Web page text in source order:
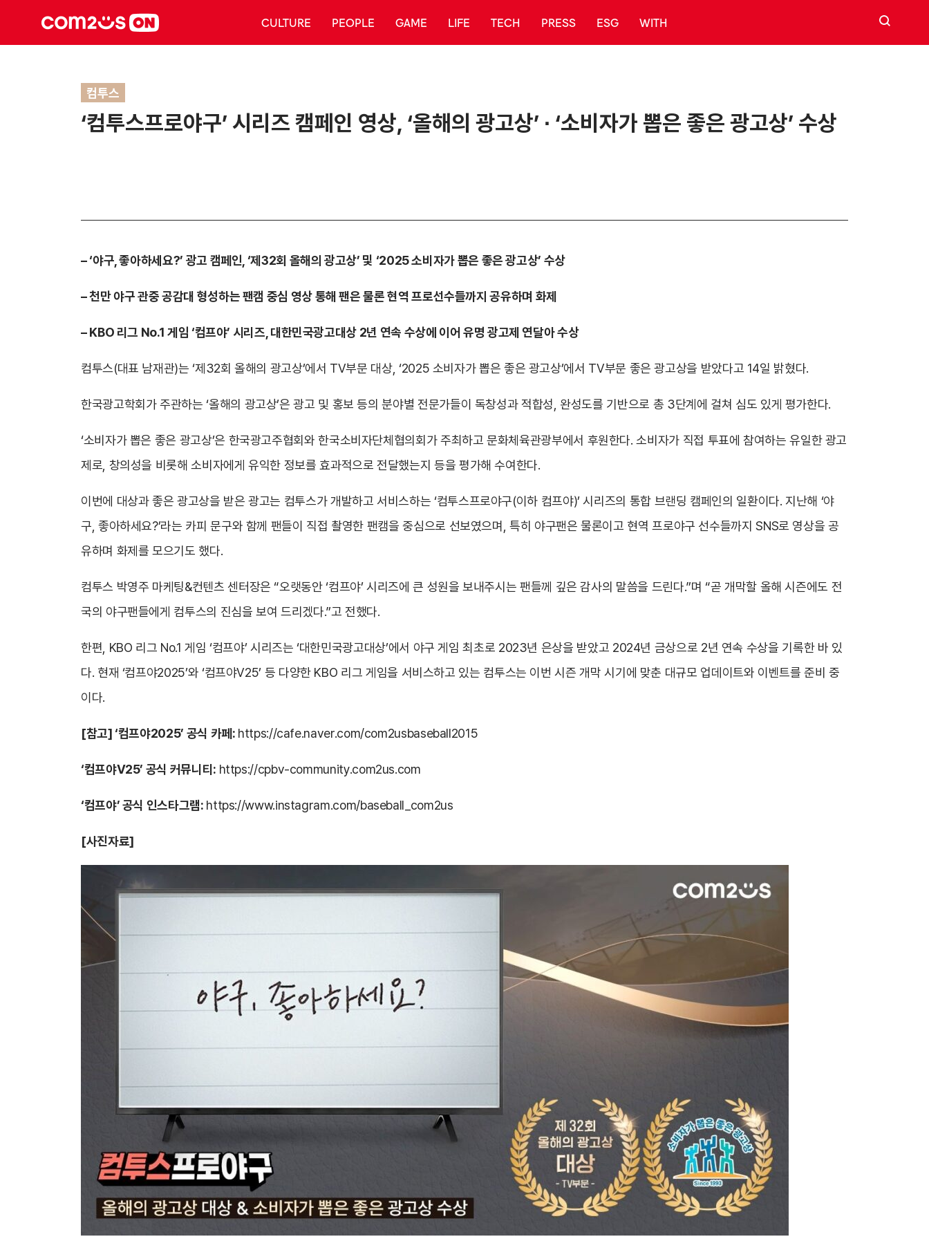
CULTURE PEOPLE GAME LIFE TECH PRESS ESG WITH 검색
컴투스
‘컴투스프로야구’ 시리즈 캠페인 영상, ‘올해의 광고상’ ∙ ‘소비자가 뽑은 좋은 광고상’ 수상
–‘야구, 좋아하세요?’ 광고 캠페인, ‘제32회 올해의 광고상’ 및 ‘2025 소비자가 뽑은 좋은 광고상’ 수상
–천만 야구 관중 공감대 형성하는 팬캠 중심 영상 통해 팬은 물론 현역 프로선수들까지 공유하며 화제
– KBO 리그 No.1 게임 ‘컴프야’ 시리즈, 대한민국광고대상 2년 연속 수상에 이어 유명 광고제 연달아 수상
컴투스(대표 남재관)는 ‘제32회 올해의 광고상’에서 TV부문 대상, ‘2025 소비자가 뽑은 좋은 광고상’에서 TV부문 좋은 광고상을 받았다고 14일 밝혔다.
한국광고학회가 주관하는 ‘올해의 광고상’은 광고 및 홍보 등의 분야별 전문가들이 독창성과 적합성, 완성도를 기반으로 총 3단계에 걸쳐 심도 있게 평가한다.
‘소비자가 뽑은 좋은 광고상’은 한국광고주협회와 한국소비자단체협의회가 주최하고 문화체육관광부에서 후원한다. 소비자가 직접 투표에 참여하는 유일한 광고
제로, 창의성을 비롯해 소비자에게 유익한 정보를 효과적으로 전달했는지 등을 평가해 수여한다.
이번에 대상과 좋은 광고상을 받은 광고는 컴투스가 개발하고 서비스하는 ‘컴투스프로야구(이하 컴프야)’ 시리즈의 통합 브랜딩 캠페인의 일환이다. 지난해 ‘야
구, 좋아하세요?’라는 카피 문구와 함께 팬들이 직접 촬영한 팬캠을 중심으로 선보였으며, 특히 야구팬은 물론이고 현역 프로야구 선수들까지 SNS로 영상을 공
유하며 화제를 모으기도 했다.
컴투스 박영주 마케팅&컨텐츠 센터장은 “오랫동안 ‘컴프야’ 시리즈에 큰 성원을 보내주시는 팬들께 깊은 감사의 말씀을 드린다.”며 “곧 개막할 올해 시즌에도 전
국의 야구팬들에게 컴투스의 진심을 보여 드리겠다.”고 전했다.
한편, KBO 리그 No.1 게임 ‘컴프야’ 시리즈는 ‘대한민국광고대상’에서 야구 게임 최초로 2023년 은상을 받았고 2024년 금상으로 2년 연속 수상을 기록한 바 있
다. 현재 ‘컴프야2025’와 ‘컴프야V25’ 등 다양한 KBO 리그 게임을 서비스하고 있는 컴투스는 이번 시즌 개막 시기에 맞춘 대규모 업데이트와 이벤트를 준비 중
이다.
[참고] ‘컴프야2025’ 공식 카페: https://cafe.naver.com/com2usbaseball2015
‘컴프야V25’ 공식 커뮤니티: https://cpbv-community.com2us.com
‘컴프야’ 공식 인스타그램: https://www.instagram.com/baseball_com2us
[사진자료]